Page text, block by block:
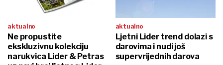
aktualno
Ne propustite
ekskluzivnu kolekciju
narukvica Lider & Petras
aktualno
Ljetni Lider trend dolazi s
darovima i nudi još
supervrijednih darova